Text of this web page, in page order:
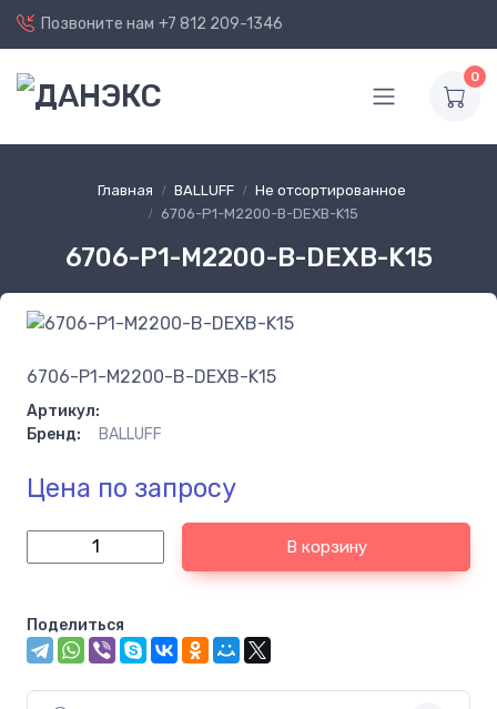
Позвоните нам +7 812 209-1346
0
Главная BALLUFF
Не отсортированное
6706-P1-M2200-B-DEXB-K15
6706-P1-M2200-B-DEXB-K15
6706-P1-M2200-B-DEXB-K15
Артикул:
Бренд:
BALLUFF
Цена по запросу
В корзину
Поделиться